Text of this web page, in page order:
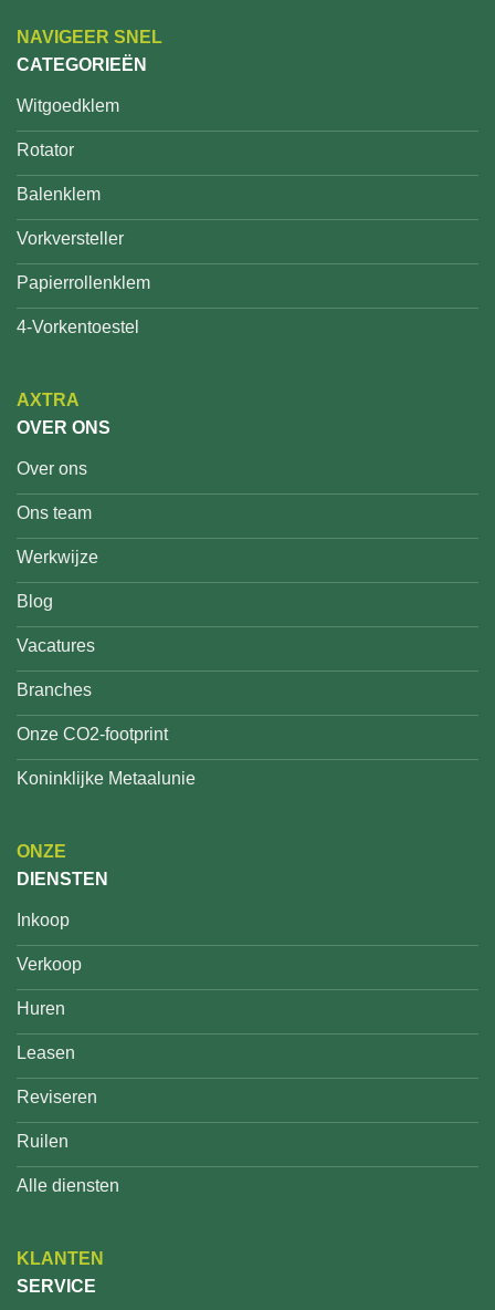
NAVIGEER SNEL
CATEGORIEËN
Witgoedklem
Rotator
Balenklem
Vorkversteller
Papierrollenklem
4-Vorkentoestel
AXTRA
OVER ONS
Over ons
Ons team
Werkwijze
Blog
Vacatures
Branches
Onze CO2-footprint
Koninklijke Metaalunie
ONZE
DIENSTEN
Inkoop
Verkoop
Huren
Leasen
Reviseren
Ruilen
Alle diensten
KLANTEN
SERVICE